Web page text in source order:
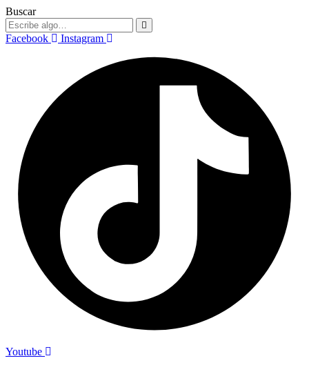
Buscar
Facebook Instagram
Youtube